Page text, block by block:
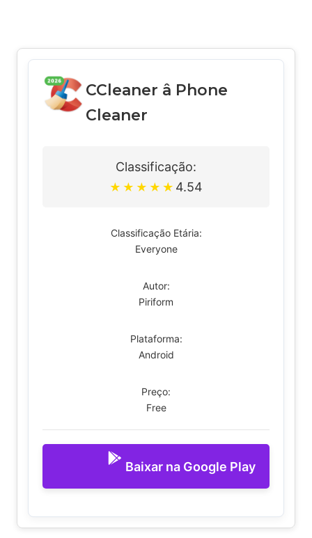
CCleaner â Phone
Cleaner
Classificação:
★ ★ ★ ★ ★ 4.54
Classificação Etária:
Everyone
Autor:
Piriform
Plataforma:
Android
Preço:
Free
Baixar na Google Play